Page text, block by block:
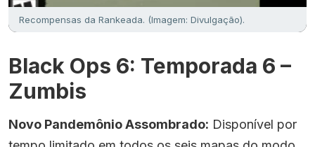
Recompensas da Rankeada. (Imagem: Divulgação).
Black Ops 6: Temporada 6 –
Zumbis
Novo Pandemônio Assombrado: Disponível por